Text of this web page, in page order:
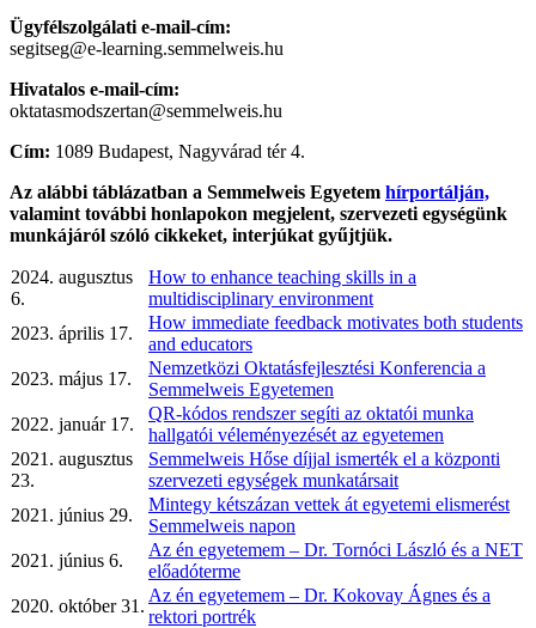
Ügyfélszolgálati e-mail-cím:
segitseg@e-learning.semmelweis.hu
Hivatalos e-mail-cím:
oktatasmodszertan@semmelweis.hu
Cím: 1089 Budapest, Nagyvárad tér 4.
Az alábbi táblázatban a Semmelweis Egyetem hírportálján,
valamint további honlapokon megjelent, szervezeti egységünk
munkájáról szóló cikkeket, interjúkat gyűjtjük.
2024. augusztus
6.
How to enhance teaching skills in a
multidisciplinary environment
2023. április 17.
How immediate feedback motivates both students
and educators
2023. május 17.
Nemzetközi Oktatásfejlesztési Konferencia a
Semmelweis Egyetemen
2022. január 17.
QR-kódos rendszer segíti az oktatói munka
hallgatói véleményezését az egyetemen
2021. augusztus
23.
Semmelweis Hőse díjjal ismerték el a központi
szervezeti egységek munkatársait
2021. június 29.
Mintegy kétszázan vettek át egyetemi elismerést
Semmelweis napon
2021. június 6.
Az én egyetemem – Dr. Tornóci László és a NET
előadóterme
2020. október 31.
Az én egyetemem – Dr. Kokovay Ágnes és a
rektori portrék